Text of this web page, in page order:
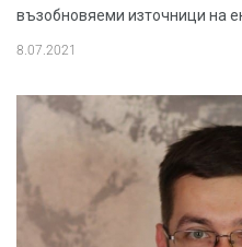
възобновяеми източници на
8.07.2021